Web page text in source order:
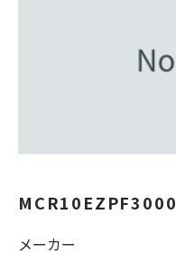
MCR10EZPF3000
メーカー